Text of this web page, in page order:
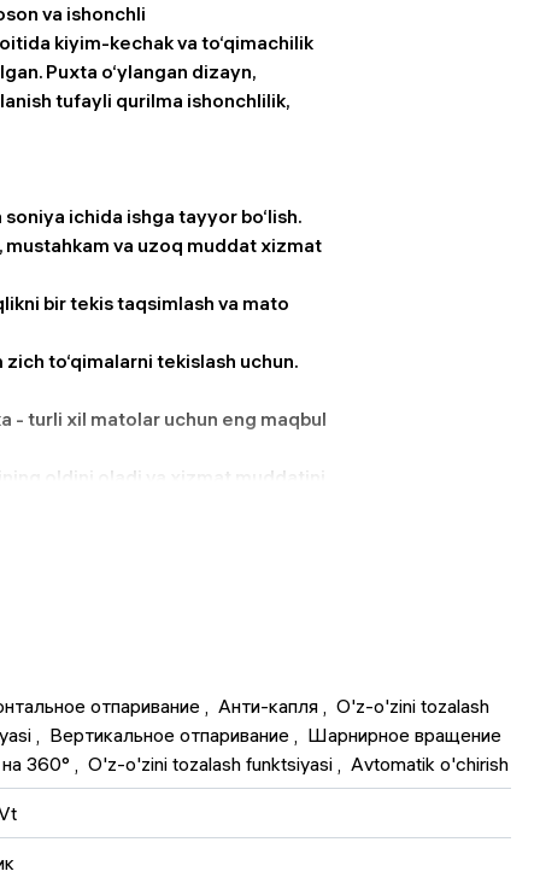
va ishonchli
kiyim-kechak va to‘qimachilik
Puxta o‘ylangan dizayn,
tufayli qurilma ishonchlilik,
ichida ishga tayyor bo‘lish.
va uzoq muddat xizmat
bir tekis taqsimlash va mato
to‘qimalarni tekislash uchun.
- turli xil matolar uchun eng maqbul
oldini oladi va xizmat muddatini
ketishidan himoya qilish.
xavfsizlik.
qulaylik.
ham, zich materiallar (paxta, zig‘ir)
sopol taglik matoning silliq
ta’minlaydi.
burmalar ham oson tekislanadi,
tizim esa asbobning uzoq muddat
отпаривание , Анти-капля , O'z-o'zini tozalash
, Вертикальное отпаривание , Шарнирное вращение
360° , O'z-o'zini tozalash funktsiyasi , Avtomatik o'chirish